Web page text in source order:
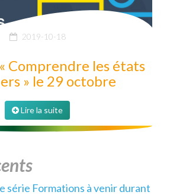
2019-10-18
Comprendre les états
» le 29 octobre
Lire la suite
série Formations à venir durant